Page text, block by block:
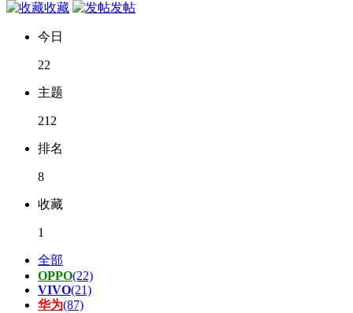
收藏 发帖
今日
22
主题
212
排名
8
收藏
1
全部
OPPO(22)
VIVO(21)
华为(87)